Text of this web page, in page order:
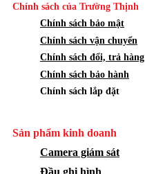
Chính sách của Trường Thịnh
Chính sách bảo mật
Chính sách vận chuyển
Chính sách đổi, trả hàng
Chính sách bảo hành
Chính sách lắp đặt
Sản phẩm kinh doanh
Camera giám sát